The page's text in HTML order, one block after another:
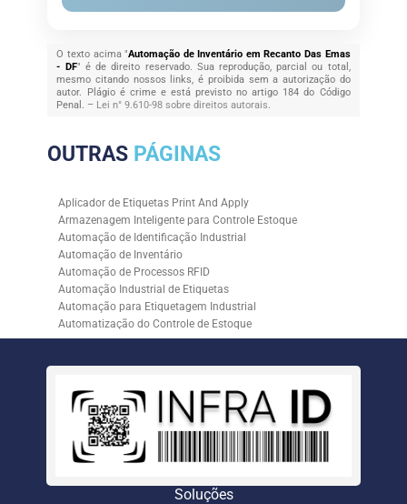
O texto acima "Automação de Inventário em Recanto Das Emas
- DF" é de direito reservado. Sua reprodução, parcial ou total,
mesmo citando nossos links, é proibida sem a autorização do
autor. Plágio é crime e está previsto no artigo 184 do Código
Penal. – Lei n° 9.610-98 sobre direitos autorais.
OUTRAS PÁGINAS
Aplicador de Etiquetas Print And Apply
Armazenagem Inteligente para Controle Estoque
Automação de Identificação Industrial
Automação de Inventário
Automação de Processos RFID
Automação Industrial de Etiquetas
Automação para Etiquetagem Industrial
Automatização do Controle de Estoque
Controle de Estoque com RFID
Empresa de Automação para Processos Logísticos
Empresa de Rastreabilidade Industrial
Empresa de Soluções para Etiquetagem
Empresa Especializada em Inventário de Estoque
Etiqueta RFID para Controle de Estoque
Inventário de Estoque Automatizado
Soluções